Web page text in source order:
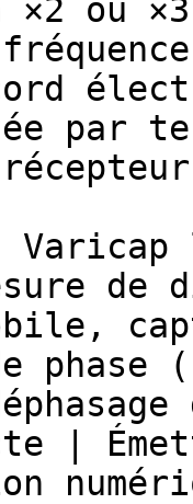
ou ×3
par
|
de
|